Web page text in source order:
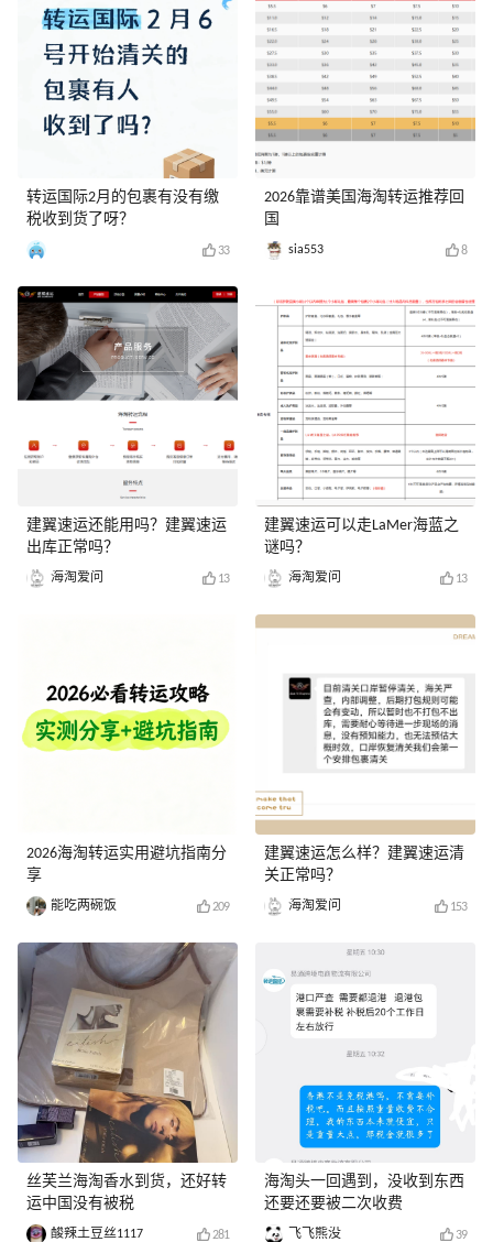
转运国际2月的包裹有没有缴
税收到货了呀？
33
建翼速运还能用吗？建翼速运
出库正常吗？
海淘爱问 13
2026海淘转运实用避坑指南分
享
能吃两碗饭 209
丝芙兰海淘香水到货，还好转
运中国没有被税
酸辣土豆丝1117 281
2026靠谱美国海淘转运推荐回
国
sia553 8
建翼速运可以走LaMer海蓝之
谜吗？
海淘爱问 13
建翼速运怎么样？建翼速运清
关正常吗？
海淘爱问 153
海淘头一回遇到，没收到东西
还要还要被二次收费
飞飞熊没 39